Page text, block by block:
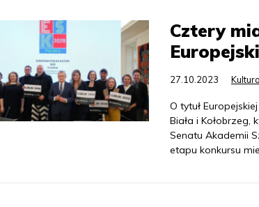
Cztery
27.10.2023
O tytuł
Biała i
Senatu Akademii
etapu konkursu